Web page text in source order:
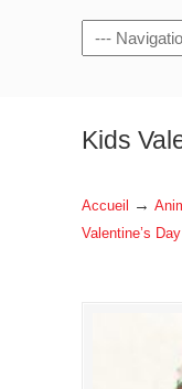
Navigation
Kids
Accueil →
Valentine’s Day